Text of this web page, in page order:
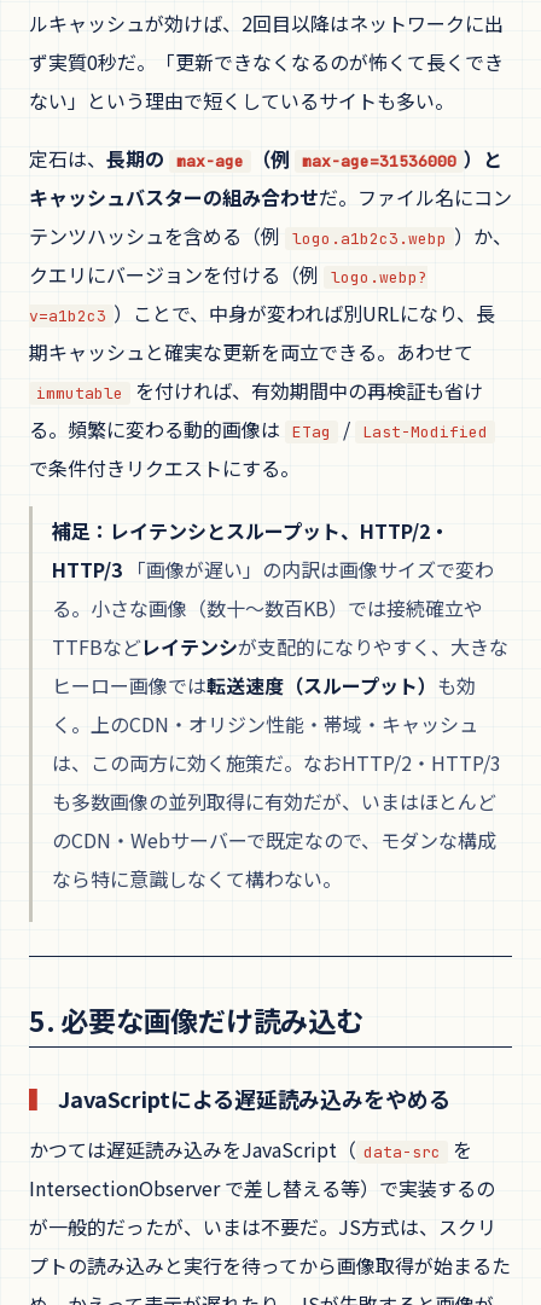
ルキャッシュが効けば、2回目以降はネットワークに出
ず実質0秒だ。「更新できなくなるのが怖くて長くでき
ない」という理由で短くしているサイトも多い。
定石は、 長期の max-age （例 max-age=31536000 ）と
キャッシュバスターの組み合わせだ。ファイル名にコン
テンツハッシュを含める（例
logo.a1b2c3.webp ）か、
クエリにバージョンを付ける（例
logo.webp?
v=a1b2c3 ）ことで、中身が変われば別URLになり、長
期キャッシュと確実な更新を両立できる。あわせて
immutable
を付ければ、有効期間中の再検証も省け
る。頻繁に変わる動的画像は
ETag / Last-Modified
で条件付きリクエストにする。
補足：レイテンシとスループット、HTTP/2・
HTTP/3 「画像が遅い」の内訳は画像サイズで変わ
る。小さな画像（数十〜数百KB）では接続確立や
TTFBなどレイテンシが支配的になりやすく、大きな
ヒーロー画像では転送速度（スループット） も効
く。上のCDN・オリジン性能・帯域・キャッシュ
は、この両方に効く施策だ。なおHTTP/2・HTTP/3
も多数画像の並列取得に有効だが、いまはほとんど
のCDN・Webサーバーで既定なので、モダンな構成
なら特に意識しなくて構わない。
5. 必要な画像だけ読み込む
JavaScriptによる遅延読み込みをやめる
かつては遅延読み込みをJavaScript（ data-src
を
IntersectionObserver で差し替える等）で実装するの
が一般的だったが、いまは不要だ。JS方式は、スクリ
プトの読み込みと実行を待ってから画像取得が始まるた